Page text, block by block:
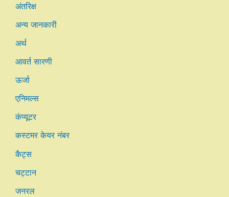
अंतरिक्ष
अन्य जानकारी
अर्थ
आवर्त सारणी
ऊर्जा
एनिमल्स
कंप्यूटर
कस्टमर केयर नंबर
कैट्स
चट्टान
जनरल